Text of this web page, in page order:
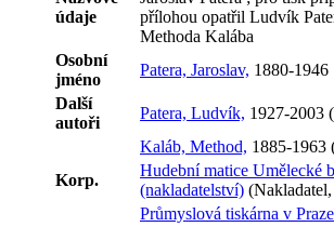
údaje
přílohou opatřil Ludvík
Methoda Kalába
Osobní
jméno
Patera, Jaroslav, 1880-1946
Další
autoři
Patera, Ludvík, 1927-2003
Kaláb, Method, 1885-
Korp.
Hudební matice Umělecké
(nakladatelství)
Průmyslová tiskárna v Praze